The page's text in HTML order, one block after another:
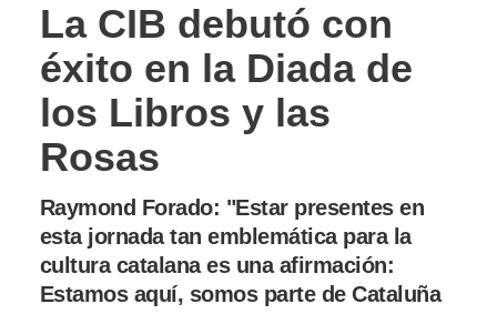
La CIB debutó con
éxito en la Diada de
los Libros y las
Rosas
Raymond Forado: "Estar presentes en
esta jornada tan emblemática para la
cultura catalana es una afirmación:
Estamos aquí, somos parte de Cataluña